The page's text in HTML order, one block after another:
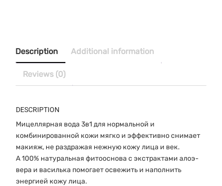
$27.00.
$22.00.
3в1
Идеальная
кожа
Description Additional information
Reviews (0)
DESCRIPTION
Мицеллярная вода 3в1 для нормальной и
комбинированной кожи мягко и эффективно снимает
макияж, не раздражая нежную кожу лица и век.
А 100% натуральная фитооснова с экстрактами алоэ-
вера и василька помогает освежить и наполнить
энергией кожу лица.